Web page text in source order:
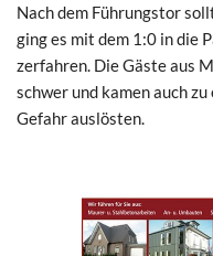
Nach dem Führungstor
ging es mit dem 1:0 in die
zerfahren. Die Gäste aus
schwer und kamen auch
Gefahr auslösten.